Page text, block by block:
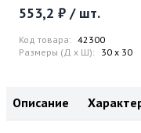
553,2 ₽ / шт.
Код товара: 42300
Размеры (Д x Ш): 30 x 30
Описание